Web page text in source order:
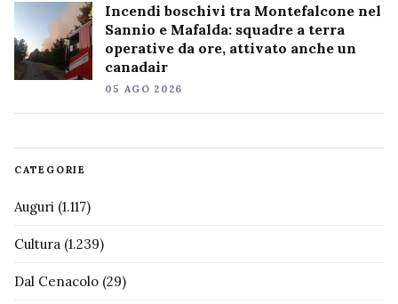
Incendi boschivi tra Montefalcone nel
Sannio e Mafalda: squadre a terra
operative da ore, attivato anche un
canadair
05 AGO 2026
CATEGORIE
Auguri (1.117)
Cultura (1.239)
Dal Cenacolo (29)